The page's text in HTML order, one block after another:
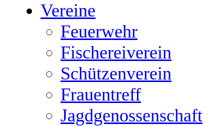
Vereine
Feuerwehr
Fischereiverein
Schützenverein
Frauentreff
Jagdgenossenschaft